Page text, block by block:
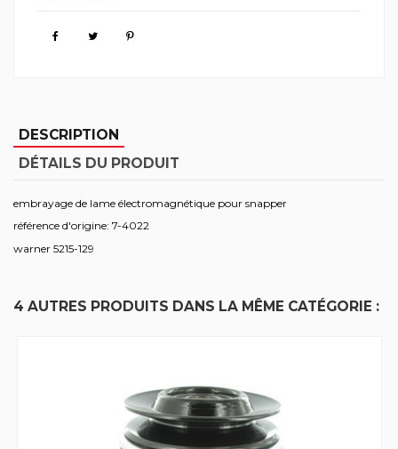
DESCRIPTION
DÉTAILS DU PRODUIT
embrayage de lame électromagnétique pour snapper
référence d'origine: 7-4022
warner 5215-129
4 AUTRES PRODUITS DANS LA MÊME CATÉGORIE :